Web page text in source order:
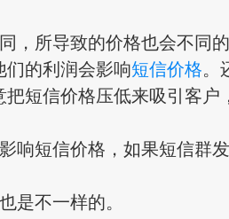
所导致的价格也会不同
们的利润会影响短信价格。
把短信价格压低来吸引客户
短信价格，如果短信群
不一样的。